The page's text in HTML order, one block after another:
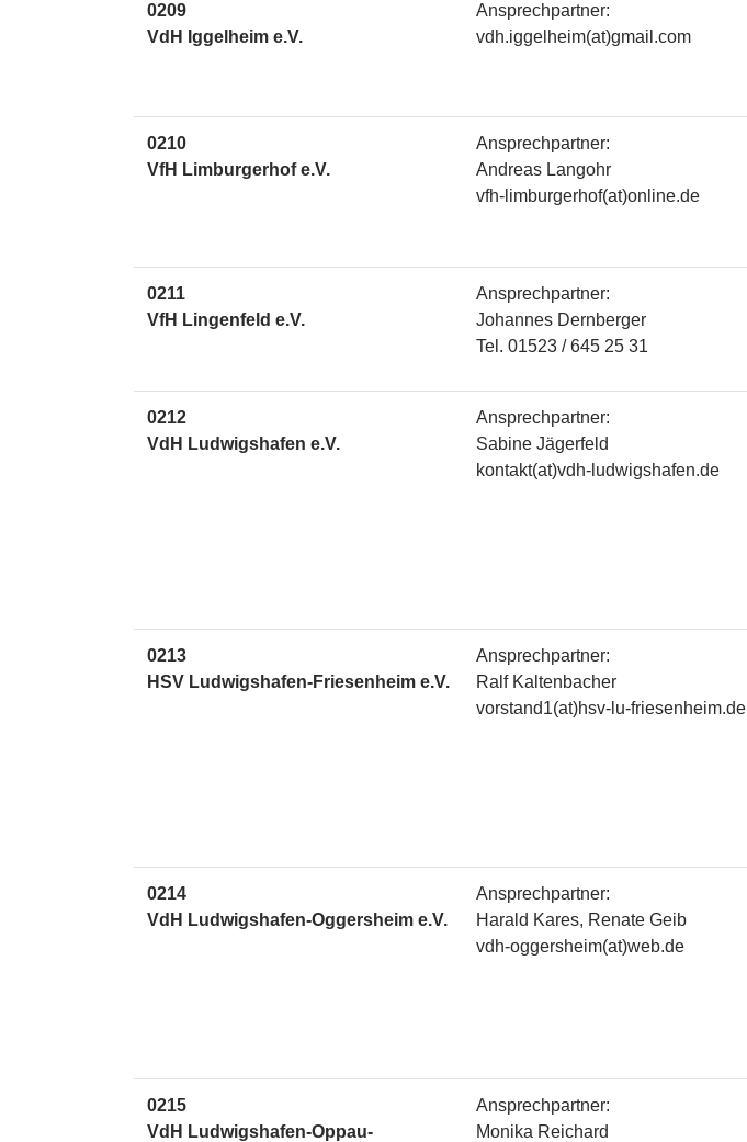
0209
VdH Iggelheim e.V.
Ansprechpartner:
vdh.iggelheim(at)gmail.com
0210
VfH Limburgerhof e.V.
Ansprechpartner:
Andreas Langohr
vfh-limburgerhof(at)online.de
0211
VfH Lingenfeld e.V.
Ansprechpartner:
Johannes Dernberger
Tel. 01523 / 645 25 31
0212
VdH Ludwigshafen e.V.
Ansprechpartner:
Sabine Jägerfeld
kontakt(at)vdh-ludwigshafen.de
0213
HSV Ludwigshafen-Friesenheim e.V.
Ansprechpartner:
Ralf Kaltenbacher
vorstand1(at)hsv-lu-friesenheim.de
0214
VdH Ludwigshafen-Oggersheim e.V.
Ansprechpartner:
Harald Kares, Renate Geib
vdh-oggersheim(at)web.de
0215
VdH Ludwigshafen-Oppau-
Ansprechpartner:
Monika Reichard